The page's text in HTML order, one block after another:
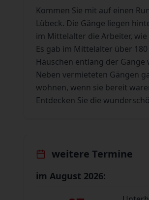
Kommen Sie mit auf einen
Lübeck. Die Gänge liegen
im Mittelalter die Arbeiter,
Es gab im Mittelalter über
Häuschen entlang der
Neben vermieteten Gängen
wohnen, wenn sie bereit
Entdecken Sie die
weitere Termine
im August 2026: